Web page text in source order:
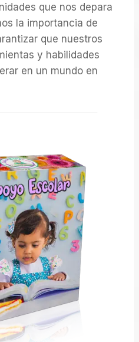
que nos depara
la importancia de
que nuestros
y habilidades
en un mundo en